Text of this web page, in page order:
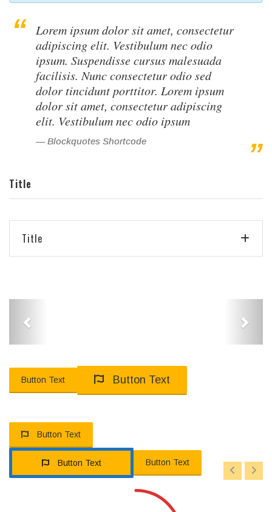
Lorem ipsum dolor sit amet, consectetur
adipiscing elit. Vestibulum nec odio
ipsum. Suspendisse cursus malesuada
facilisis. Nunc consectetur odio sed
dolor tincidunt porttitor. Lorem ipsum
dolor sit amet, consectetur adipiscing
elit. Vestibulum nec odio ipsum
Blockquotes Shortcode
Title
Title
Button Text Button Text
Button Text
Button Text Button Text